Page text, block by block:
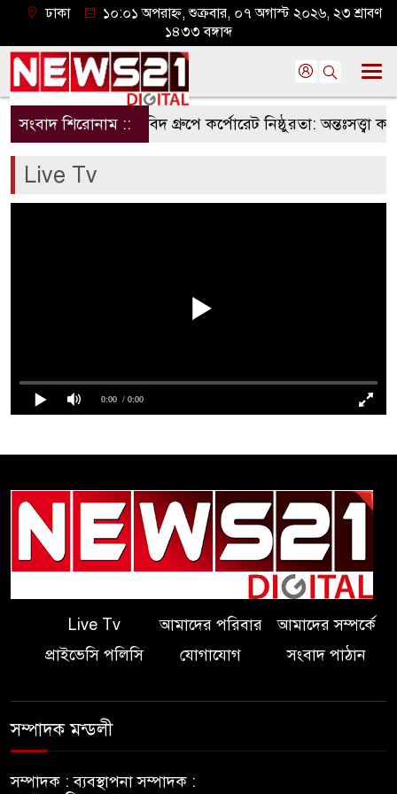
ঢাকা
১০:০১ অপরাহ্ন, শুক্রবার, ০৭ অগাস্ট ২০২৬, ২৩ শ্রাবণ
১৪৩৩ বঙ্গাব্দ
সংবাদ শিরোনাম ::কৃষিবিদ গ্রুপে কর্পোরেট নিষ্ঠুরতা: অন্তঃসত্ত্বা
Live Tv
0:00 / 0:00
Live Tv আমাদের পরিবার
আমাদের সম্পর্কে
প্রাইভেসি পলিসি
যোগাযোগ সংবাদ পাঠান
সম্পাদক মন্ডলী
সম্পাদক :ব্যবস্থাপনা সম্পাদক :